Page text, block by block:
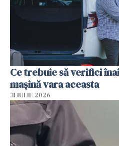
Ce trebuie să verifici
mașină vara aceasta
31 IULIE 2026